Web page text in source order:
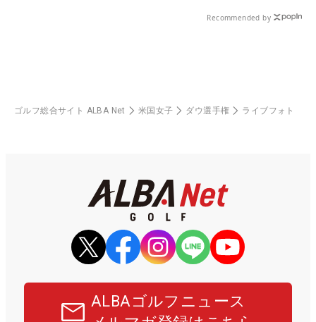
Recommended by
ゴルフ総合サイト ALBA Net 米国女子 ダウ選手権 ライブフォト
ALBAゴルフニュース